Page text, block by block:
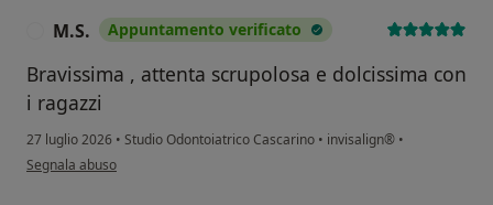
M.S. Appuntamento verificato
Bravissima , attenta scrupolosa e dolcissima con
i ragazzi
27 luglio 2026 • Studio Odontoiatrico Cascarino • invisalign® •
secondo l'opinione dell'utente M.S.
Segnala abuso